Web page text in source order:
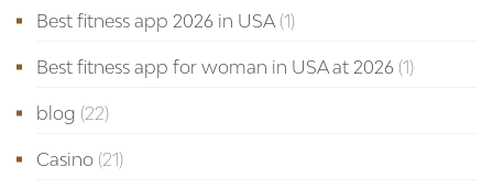
Best fitness app 2026 in USA(1)
Best fitness app for woman in USA at 2026 (1)
blog (22)
Casino (21)